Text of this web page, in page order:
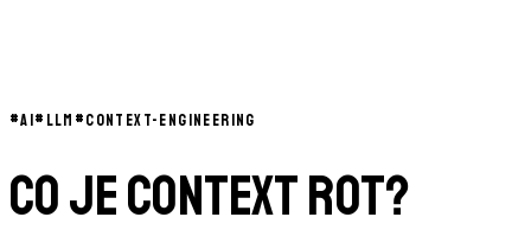
#AI# LLM #CONTEXT-ENGINEERING
Co je context rot?